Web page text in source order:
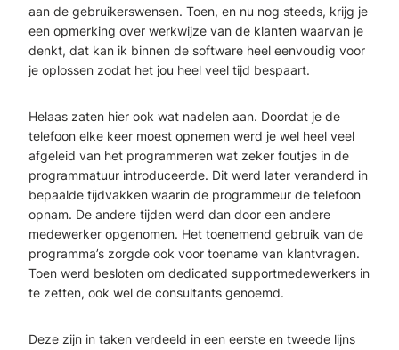
aan de gebruikerswensen. Toen, en nu nog steeds, krijg je
een opmerking over werkwijze van de klanten waarvan je
denkt, dat kan ik binnen de software heel eenvoudig voor
je oplossen zodat het jou heel veel tijd bespaart.
Helaas zaten hier ook wat nadelen aan. Doordat je de
telefoon elke keer moest opnemen werd je wel heel veel
afgeleid van het programmeren wat zeker foutjes in de
programmatuur introduceerde. Dit werd later veranderd in
bepaalde tijdvakken waarin de programmeur de telefoon
opnam. De andere tijden werd dan door een andere
medewerker opgenomen. Het toenemend gebruik van de
programma’s zorgde ook voor toename van klantvragen.
Toen werd besloten om dedicated supportmedewerkers in
te zetten, ook wel de consultants genoemd.
Deze zijn in taken verdeeld in een eerste en tweede lijns